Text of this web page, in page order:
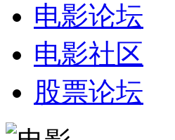
电影论坛
电影社区
股票论坛